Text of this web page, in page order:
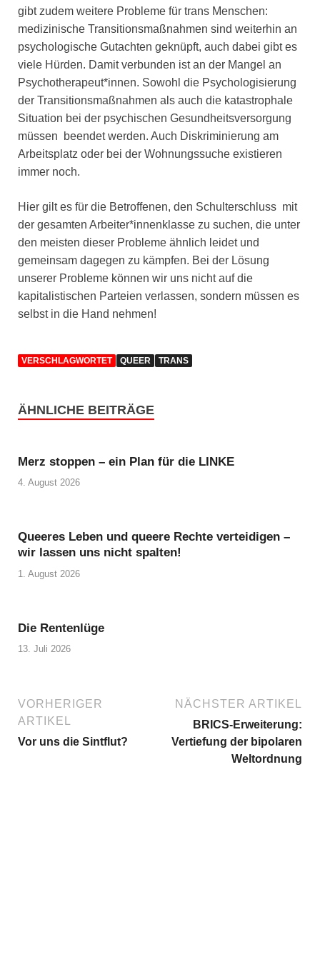
gibt zudem weitere Probleme für trans Menschen:
medizinische Transitionsmaßnahmen sind weiterhin an
psychologische Gutachten geknüpft, auch dabei gibt es
viele Hürden. Damit verbunden ist an der Mangel an
Psychotherapeut*innen. Sowohl die Psychologisierung
der Transitionsmaßnahmen als auch die katastrophale
Situation bei der psychischen Gesundheitsversorgung
müssen beendet werden. Auch Diskriminierung am
Arbeitsplatz oder bei der Wohnungssuche existieren
immer noch.
Hier gilt es für die Betroffenen, den Schulterschluss mit
der gesamten Arbeiter*innenklasse zu suchen, die unter
den meisten dieser Probleme ähnlich leidet und
gemeinsam dagegen zu kämpfen. Bei der Lösung
unserer Probleme können wir uns nicht auf die
kapitalistischen Parteien verlassen, sondern müssen es
selbst in die Hand nehmen!
VERSCHLAGWORTET QUEER TRANS
ÄHNLICHE BEITRÄGE
Merz stoppen – ein Plan für die LINKE
4. August 2026
Queeres Leben und queere Rechte verteidigen –
wir lassen uns nicht spalten!
1. August 2026
Die Rentenlüge
13. Juli 2026
VORHERIGER
ARTIKEL
Vor uns die Sintflut?
NÄCHSTER ARTIKEL
BRICS-Erweiterung:
Vertiefung der bipolaren
Weltordnung